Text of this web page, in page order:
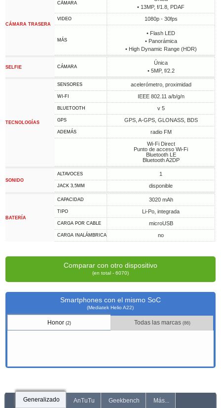
CÁMARA TRASERA
CÁMARA
• 13MP, f/1.8, PDAF
VIDEO 1080p - 30fps
MÁS
• Flash LED
• Panorámica
• High Dynamic Range (HDR)
SELFIE CÁMARA
Única
• 5MP, f/2.2
TECNOLOGÍAS
SENSORES acelerómetro, proximidad
WI-FI IEEE 802.11 a/b/g/n
BLUETOOTH v 5
GPS GPS, A-GPS, GLONASS, BDS
ADEMÁS
radio FM
Wi-Fi Direct
Punto de acceso Wi-Fi
Bluetooth LE
Bluetooth A2DP
SONIDO
ALTAVOCES 1
JACK 3,5MM disponible
BATERÍA
CAPACIDAD 3020 mAh
TIPO Li-Po, integrada
CARGA POR CABLE microUSB
CARGA INALÁMBRICA no
Comparar con otro dispositivo
(en total - 6070)
Smartphones con el mismo SoC
(Mediatek Helio A22)
Honor(2) Todas las marcas (86)
Generalizado AnTuTu Geekbench Más...